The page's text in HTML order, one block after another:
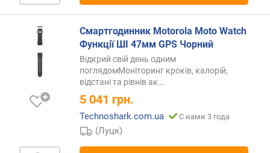
"
)
p
p
Смартгодинник Motorola Moto Watch
Функції ШІ 47мм GPS Чорний
Відкрий свій день одним
поглядомМоніторинг кроків, калорій,
відстані та рівнівак…
5 041 грн.
Technoshark.com.ua С нами 3 года
(Луцк)